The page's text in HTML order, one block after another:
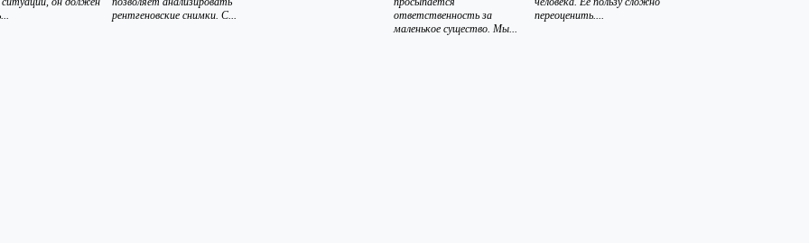
рентгеновские снимки. С...
ответственность за
маленькое существо. Мы...
переоценить....